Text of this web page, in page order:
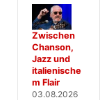
Zwischen
Chanson,
Jazz und
italienische
m Flair
03.08.2026